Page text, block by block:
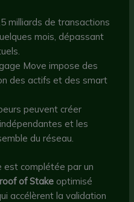
milliards de transactions
mois, dépassant
Move impose des
des actifs et des smart
peuvent créer
et les
du réseau.
est complétée par un
of Stake optimisé
accélèrent la validation